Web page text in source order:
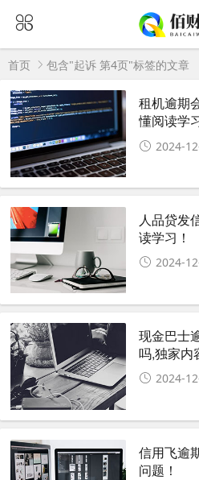
首页 包含"起诉 第4页"标签的文章
租机逾期
懂阅读学
2024-
人品贷发
读学习！
2024-
现金巴士
吗,独家内
2024-
信用飞逾
问题！